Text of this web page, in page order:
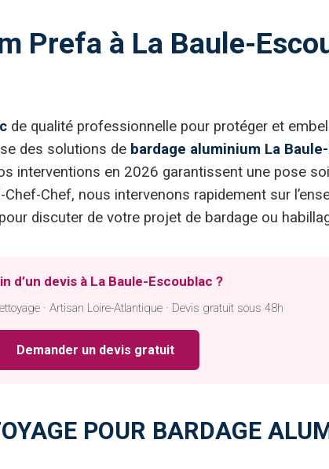
Prefa à La Baule-
de qualité professionnelle pour protéger et
des solutions de bardage aluminium La
interventions en 2026 garantissent une pose
Chef, nous intervenons rapidement sur
pour discuter de votre projet de bardage ou
d’un devis à La Baule-Escoublac ?
· Artisan Loire-Atlantique · Devis gratuit sous 48h
Demander un devis gratuit
POUR BARDAGE